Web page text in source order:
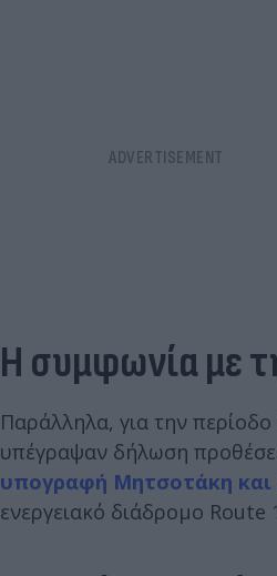
Η συμφωνία με
Παράλληλα, για την
υπέγραψαν δήλωση
υπογραφή Μητσοτάκη και
ενεργειακό διάδρομο Route